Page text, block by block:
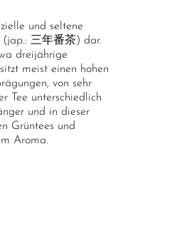
und seltene
(jap.: 三年番茶) dar.
dreijährige
meist einen hohen
von sehr
Tee unterschiedlich
und in dieser
Grüntees und
Aroma.